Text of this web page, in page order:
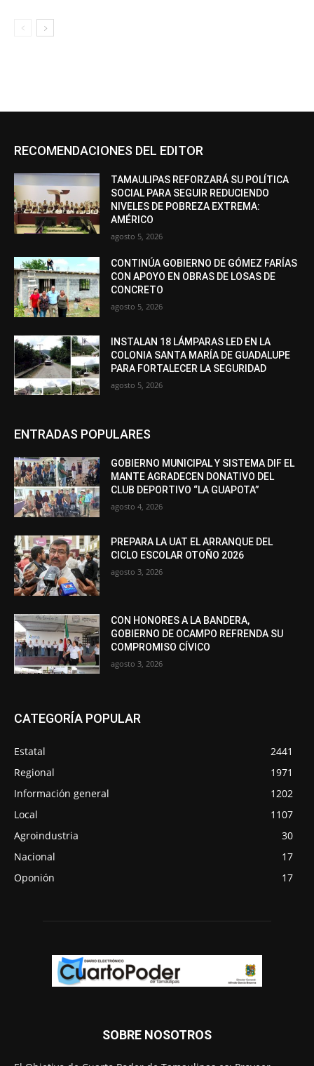
RECOMENDACIONES DEL EDITOR
TAMAULIPAS REFORZARÁ SU POLÍTICA
SOCIAL PARA SEGUIR REDUCIENDO
NIVELES DE POBREZA EXTREMA:
AMÉRICO
agosto 5, 2026
CONTINÚA GOBIERNO DE GÓMEZ FARÍAS
CON APOYO EN OBRAS DE LOSAS DE
CONCRETO
agosto 5, 2026
INSTALAN 18 LÁMPARAS LED EN LA
COLONIA SANTA MARÍA DE GUADALUPE
PARA FORTALECER LA SEGURIDAD
agosto 5, 2026
ENTRADAS POPULARES
GOBIERNO MUNICIPAL Y SISTEMA DIF EL
MANTE AGRADECEN DONATIVO DEL
CLUB DEPORTIVO “LA GUAPOTA”
agosto 4, 2026
PREPARA LA UAT EL ARRANQUE DEL
CICLO ESCOLAR OTOÑO 2026
agosto 3, 2026
CON HONORES A LA BANDERA,
GOBIERNO DE OCAMPO REFRENDA SU
COMPROMISO CÍVICO
agosto 3, 2026
CATEGORÍA POPULAR
Estatal
2441
Regional
1971
Información general
1202
Local
1107
Agroindustria
30
Nacional
17
Oponión
17
SOBRE NOSOTROS